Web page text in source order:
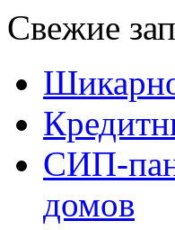
Свежие
СИП-
домов